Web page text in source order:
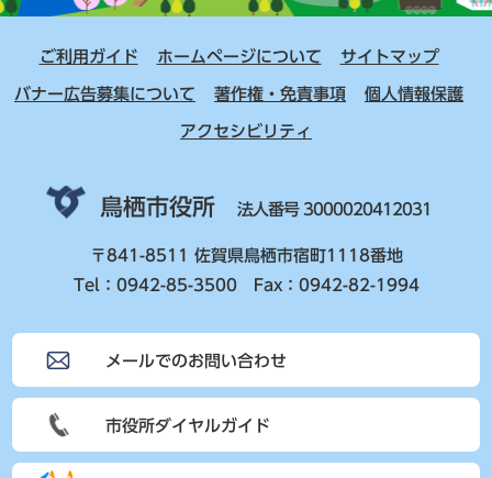
ご利用ガイド ホームページについて サイトマップ
バナー広告募集について 著作権・免責事項 個人情報保護
アクセシビリティ
鳥栖市役所 法人番号 3000020412031
〒841-8511 佐賀県鳥栖市宿町1118番地
Tel：0942-85-3500 Fax：0942-82-1994
メールでのお問い合わせ
市役所ダイヤルガイド